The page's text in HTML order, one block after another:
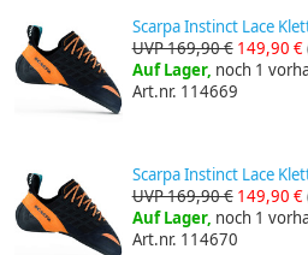
Scarpa Instinct Lace
UVP 169,90 € 149,90 €
Auf Lager, noch 1
Art.nr. 114669
Scarpa Instinct Lace
UVP 169,90 € 149,90 €
Auf Lager, noch 1
Art.nr. 114670